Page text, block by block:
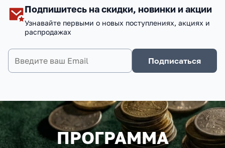
Подпишитесь на скидки, новинки и акции
Узнавайте первыми о новых поступлениях, акциях и
распродажах
Подписаться
ПРОГРАММА